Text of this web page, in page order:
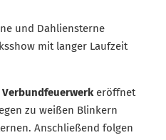
und Dahliensterne
mit langer Laufzeit
eröffnet
zu weißen Blinkern
Anschließend folgen